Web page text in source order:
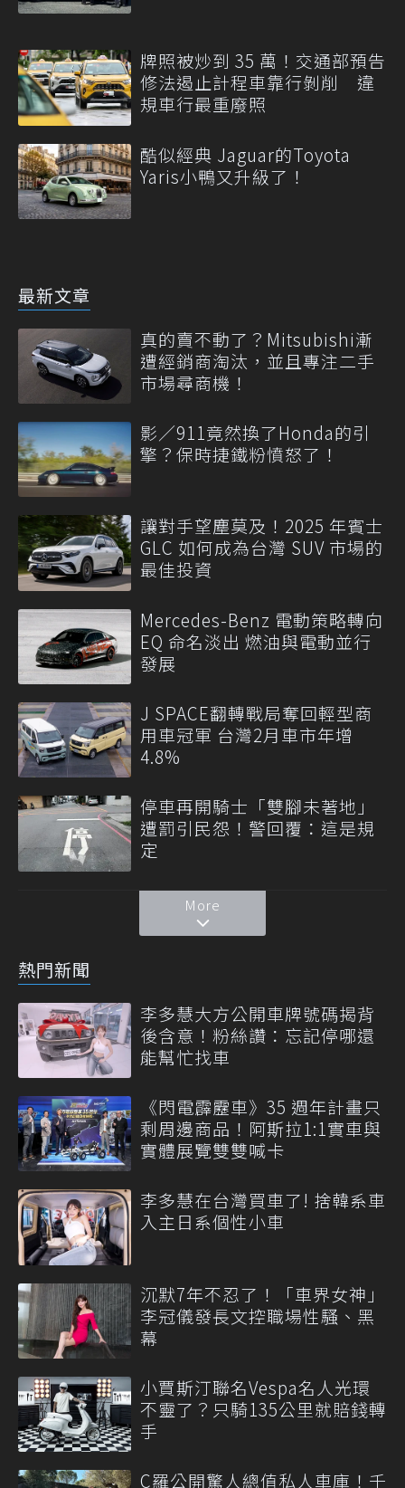
牌照被炒到 35 萬！交通部預告
修法遏止計程車靠行剝削 違
規車行最重廢照
酷似經典 Jaguar的Toyota
Yaris小鴨又升級了！
最新文章
真的賣不動了？Mitsubishi漸
遭經銷商淘汰，並且專注二手
市場尋商機！
影／911竟然換了Honda的引
擎？保時捷鐵粉憤怒了！
讓對手望塵莫及！2025 年賓士
GLC 如何成為台灣 SUV 市場的
最佳投資
Mercedes-Benz 電動策略轉向
EQ 命名淡出 燃油與電動並行
發展
J SPACE翻轉戰局奪回輕型商
用車冠軍 台灣2月車市年增
4.8%
停車再開騎士「雙腳未著地」
遭罰引民怨！警回覆：這是規
定
More
熱門新聞
李多慧大方公開車牌號碼揭背
後含意！粉絲讚：忘記停哪還
能幫忙找車
《閃電霹靂車》35 週年計畫只
剩周邊商品！阿斯拉1:1實車與
實體展覽雙雙喊卡
李多慧在台灣買車了! 捨韓系車
入主日系個性小車
沉默7年不忍了！「車界女神」
李冠儀發長文控職場性騷、黑
幕
小賈斯汀聯名Vespa名人光環
不靈了？只騎135公里就賠錢轉
手
C羅公開驚人總值私人車庫！千